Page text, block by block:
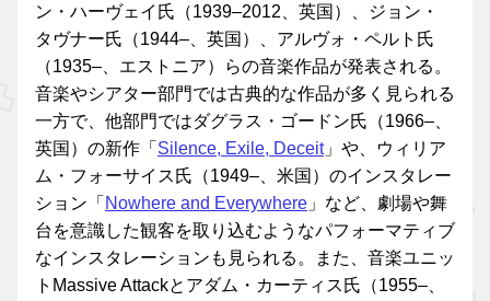
ン・ハーヴェイ氏（1939–2012、英国）、ジョン・
タヴナー氏（1944–、英国）、アルヴォ・ペルト氏
（1935–、エストニア）らの音楽作品が発表される。
音楽やシアター部門では古典的な作品が多く見られる
一方で、他部門ではダグラス・ゴードン氏（1966–、
英国）の新作「 Silence, Exile, Deceit」や、ウィリア
ム・フォーサイス氏（1949–、米国）のインスタレー
ション「 Nowhere and Everywhere 」など、劇場や舞
台を意識した観客を取り込むようなパフォーマティブ
なインスタレーションも見られる。また、音楽ユニッ
トMassive Attackとアダム・カーティス氏（1955–、